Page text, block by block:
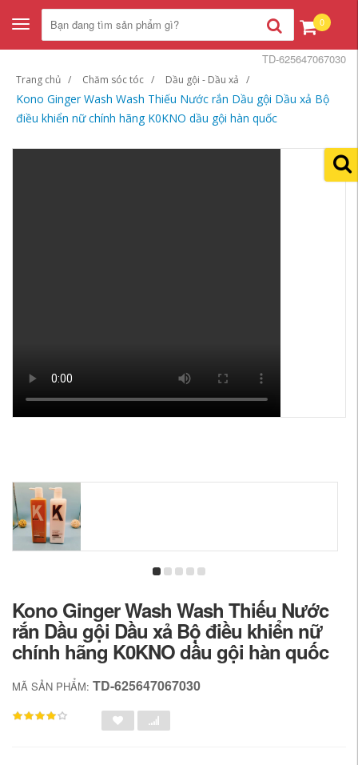
Toggle
navigation
0
Trang chủ Chăm sóc tóc Dầu gội - Dầu xả
Kono Ginger Wash Wash Thiếu Nước rắn Dầu gội Dầu xả Bộ
điều khiển nữ chính hãng K0KNO dầu gội hàn quốc
TD-625647067030
Kono Ginger Wash Wash Thiếu Nước
rắn Dầu gội Dầu xả Bộ điều khiển nữ
chính hãng K0KNO dầu gội hàn quốc
MÃ SẢN PHẨM: TD-625647067030